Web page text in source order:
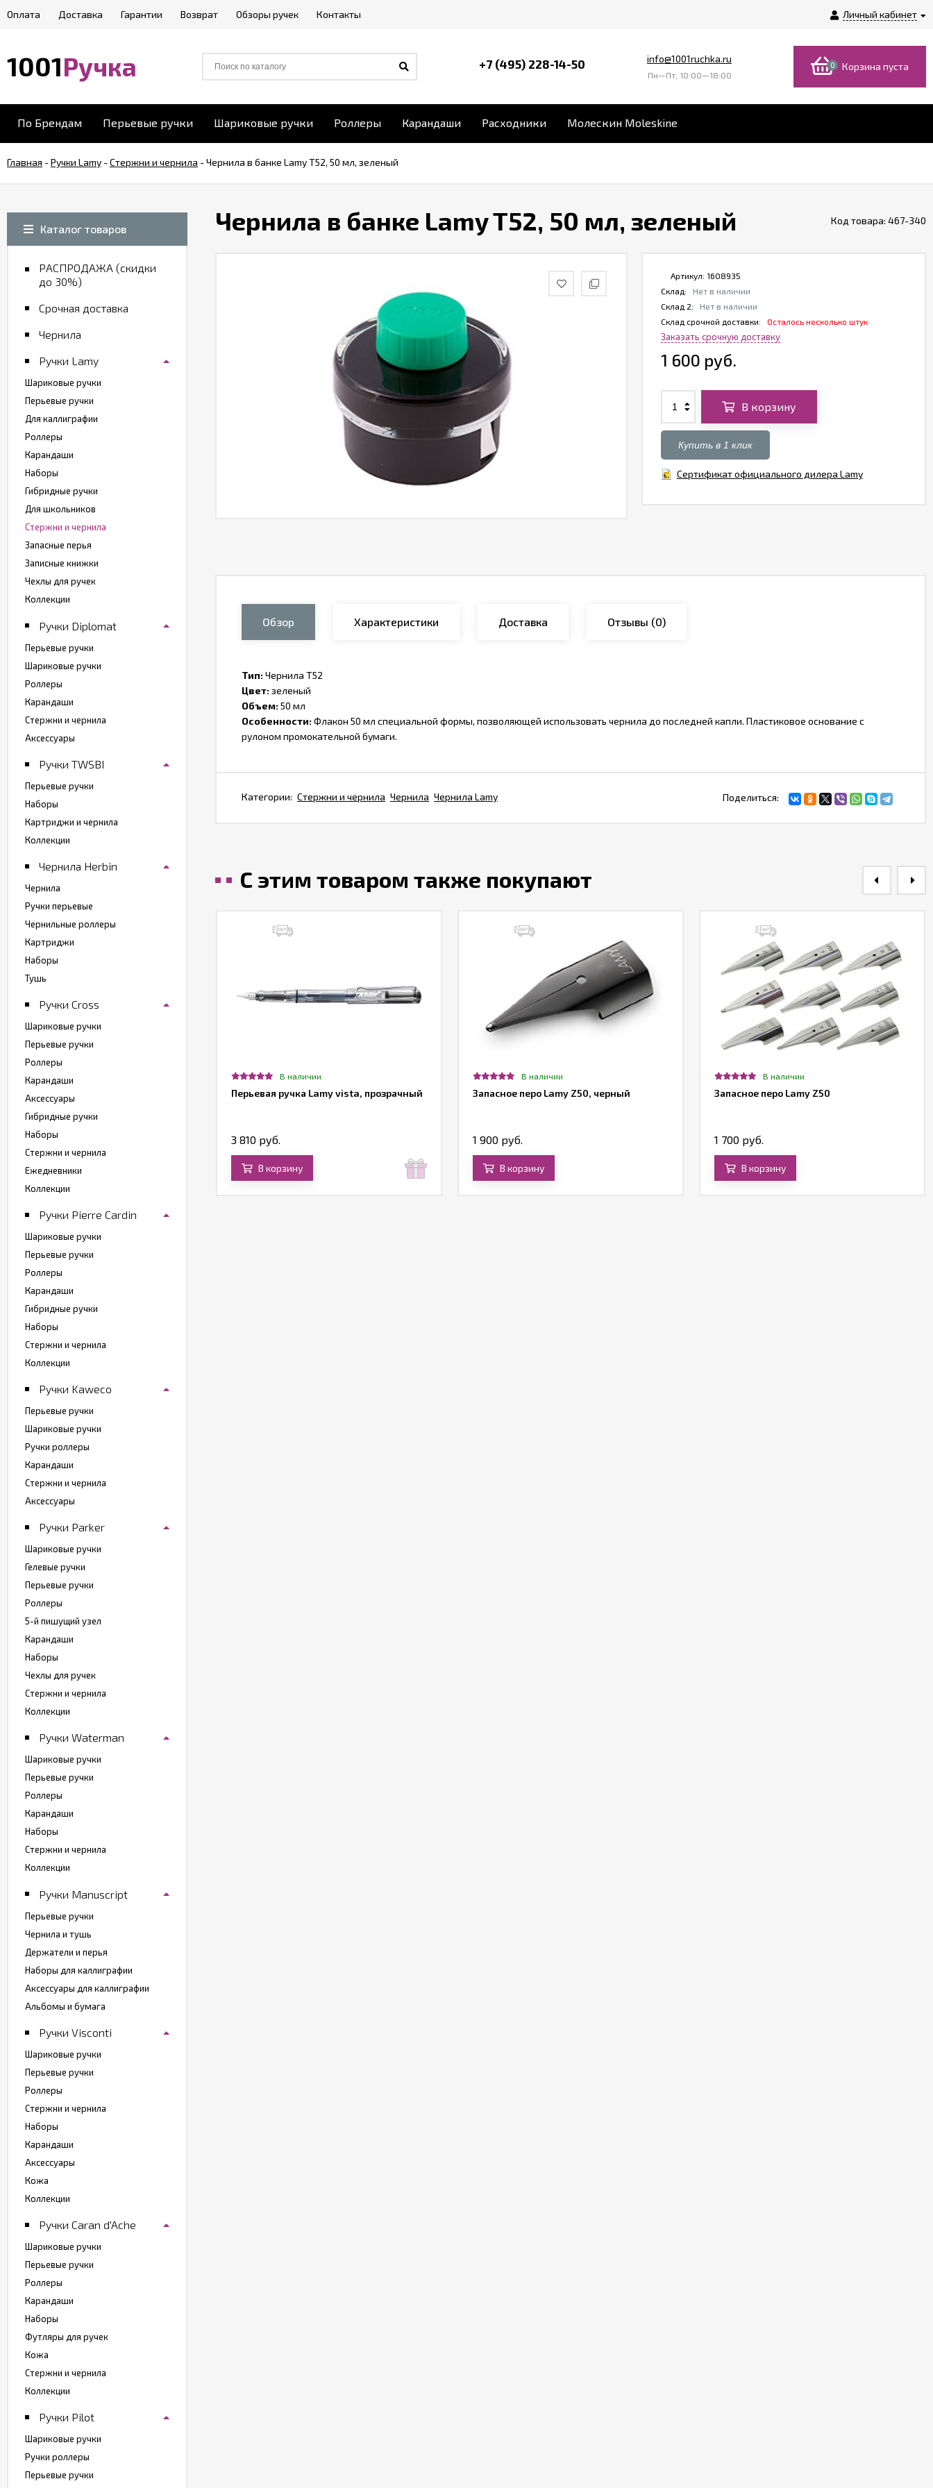
Личный кабинет
Оплата Доставка Гарантии Возврат Обзоры ручек Контакты
1001Ручка +7 (495) 228-14-50 info@1001ruchka.ru
Пн—Пт, 10:00—18:00
0 Корзина пуста
По Брендам Перьевые ручки Шариковые ручки Роллеры Карандаши Расходники Молескин Moleskine
Главная -Ручки Lamy -Стержни и чернила -Чернила в банке Lamy T52, 50 мл, зеленый
Чернила в банке Lamy T52, 50 мл, зеленый Код товара: 467-340
Артикул: 1608935
Склад:
Нет в наличии
Склад 2:
Нет в наличии
Склад срочной доставки:
Осталось несколько штук
Заказать срочную доставку
1 600 руб.
В корзину
Купить в 1 клик
Сертификат официального дилера Lamy
Обзор Характеристики Доставка Отзывы (0)
Тип:Чернила Т52
Цвет:зеленый
Объем:50 мл
Особенности:Флакон 50 мл специальной формы, позволяющей использовать чернила до последней капли. Пластиковое основание с
рулоном промокательной бумаги.
Поделиться:
Категории: Стержни и чернила Чернила Чернила Lamy
С этим товаром также покупают
для перьевых ручек Lamy T10,
5 шт
руб.
В корзину
В наличии
Перьевая ручка Lamy vista, прозрачный
3 810 руб.
В корзину
В наличии
Запасное перо Lamy Z50, черный
1 900 руб.
В корзину
В наличии
Запасное перо Lamy Z50
1 700 руб.
В корзину
Каталог товаров
РАСПРОДАЖА (скидки
до 30%)
Срочная доставка
Чернила
Ручки Lamy
Шариковые ручки
Перьевые ручки
Для каллиграфии
Роллеры
Карандаши
Наборы
Гибридные ручки
Для школьников
Стержни и чернила
Запасные перья
Записные книжки
Чехлы для ручек
Коллекции
Ручки Diplomat
Перьевые ручки
Шариковые ручки
Роллеры
Карандаши
Стержни и чернила
Аксессуары
Ручки TWSBI
Перьевые ручки
Наборы
Картриджи и чернила
Коллекции
Чернила Herbin
Чернила
Ручки перьевые
Чернильные роллеры
Картриджи
Наборы
Тушь
Ручки Cross
Шариковые ручки
Перьевые ручки
Роллеры
Карандаши
Аксессуары
Гибридные ручки
Наборы
Стержни и чернила
Ежедневники
Коллекции
Ручки Pierre Cardin
Шариковые ручки
Перьевые ручки
Роллеры
Карандаши
Гибридные ручки
Наборы
Стержни и чернила
Коллекции
Ручки Kaweco
Перьевые ручки
Шариковые ручки
Ручки роллеры
Карандаши
Стержни и чернила
Аксессуары
Ручки Parker
Шариковые ручки
Гелевые ручки
Перьевые ручки
Роллеры
5-й пишущий узел
Карандаши
Наборы
Чехлы для ручек
Стержни и чернила
Коллекции
Ручки Waterman
Шариковые ручки
Перьевые ручки
Роллеры
Карандаши
Наборы
Стержни и чернила
Коллекции
Ручки Manuscript
Перьевые ручки
Чернила и тушь
Держатели и перья
Наборы для каллиграфии
Аксессуары для каллиграфии
Альбомы и бумага
Ручки Visconti
Шариковые ручки
Перьевые ручки
Роллеры
Стержни и чернила
Наборы
Карандаши
Аксессуары
Кожа
Коллекции
Ручки Caran d'Ache
Шариковые ручки
Перьевые ручки
Роллеры
Карандаши
Наборы
Футляры для ручек
Кожа
Стержни и чернила
Коллекции
Ручки Pilot
Шариковые ручки
Ручки роллеры
Перьевые ручки